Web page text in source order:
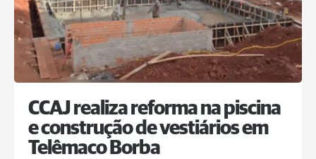
CCAJ realiza reforma na piscina
e construção de vestiários em
Telêmaco Borba